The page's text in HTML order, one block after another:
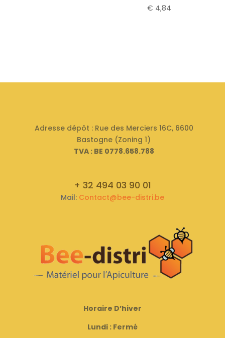
€ 4,84
Adresse dépôt : Rue des Merciers 16C, 6600
Bastogne (Zoning 1)
TVA : BE 0778.658.788
+ 32 494 03 90 01
Mail: Contact@bee-distri.be
Horaire D’hiver
Lundi : Fermé